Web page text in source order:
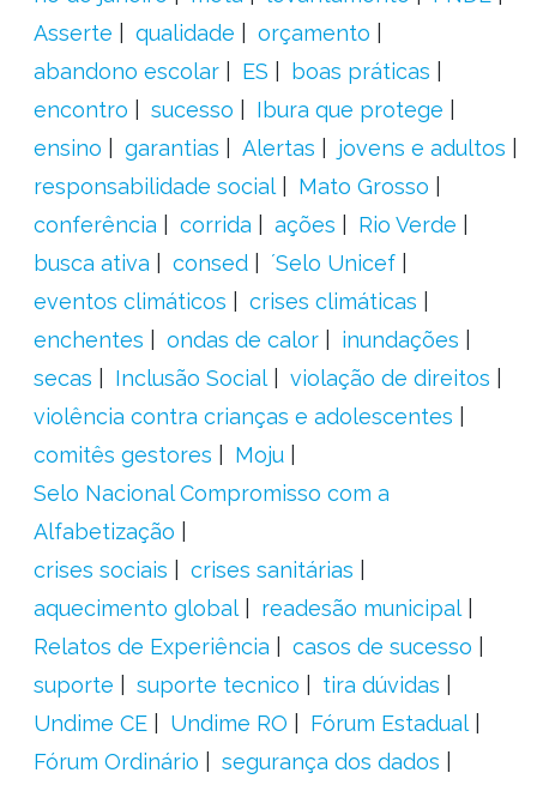
Asserte
qualidade
orçamento
abandono escolar
ES
boas práticas
encontro
sucesso
Ibura que protege
ensino
garantias Alertas
jovens e adultos
responsabilidade social
Mato Grosso
conferência
corrida ações
Rio Verde
busca ativa
consed
´Selo Unicef
eventos climáticos
crises climáticas
enchentes
ondas de calor
inundações
secas
Inclusão Social
violação de direitos
violência contra crianças e adolescentes
comitês gestores
Moju
Selo Nacional Compromisso com a
Alfabetização
crises sociais
crises sanitárias
aquecimento global
readesão municipal
Relatos de Experiência
casos de sucesso
suporte
suporte tecnico
tira dúvidas
Undime CE
Undime RO
Fórum Estadual
Fórum Ordinário
segurança dos dados